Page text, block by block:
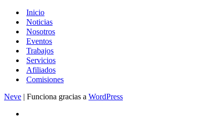
Inicio
Noticias
Nosotros
Eventos
Trabajos
Servicios
Afiliados
Comisiones
Neve | Funciona gracias a WordPress